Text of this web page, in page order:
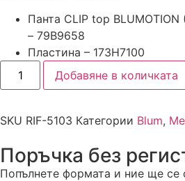
Панта CLIP top BLUMOTION
– 79B9658
Пластина – 173H7100
Добавяне в количката
SKU RIF-5103 Категории Blum,
Поръчка без
Попълнете формата и ние ще се